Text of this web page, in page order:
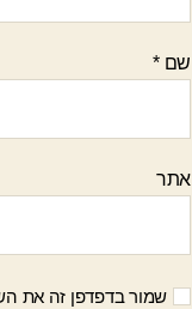
שם*
אתר
שמור בדפדפן זה את